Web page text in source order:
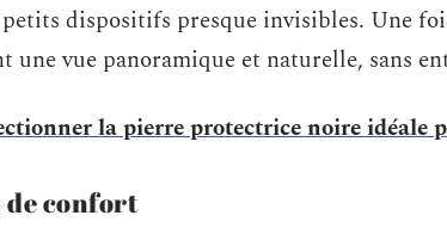
dispositifs presque invisibles. Une
une vue panoramique et naturelle, sans
la pierre protectrice noire idéale
de confort